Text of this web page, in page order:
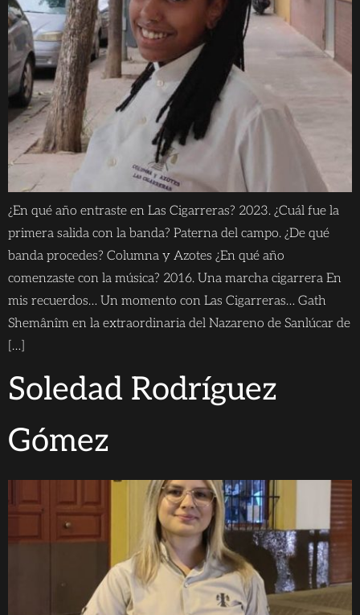
¿En qué año entraste en Las Cigarreras? 2023. ¿Cuál fue la
primera salida con la banda? Paterna del campo. ¿De qué
banda procedes? Columna y Azotes ¿En qué año
comenzaste con la música? 2016. Una marcha cigarrera En
mis recuerdos… Un momento con Las Cigarreras… Gath
Shemânîm en la extraordinaria del Nazareno de Sanlúcar de
[…]
Soledad Rodríguez
Gómez